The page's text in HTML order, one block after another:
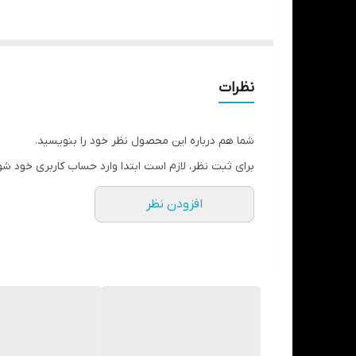
نظرات
شما هم درباره این محصول نظر خود را بنویسید.
برای ثبت نظر، لازم است ابتدا وارد حساب کاربری خود
افزودن نظر